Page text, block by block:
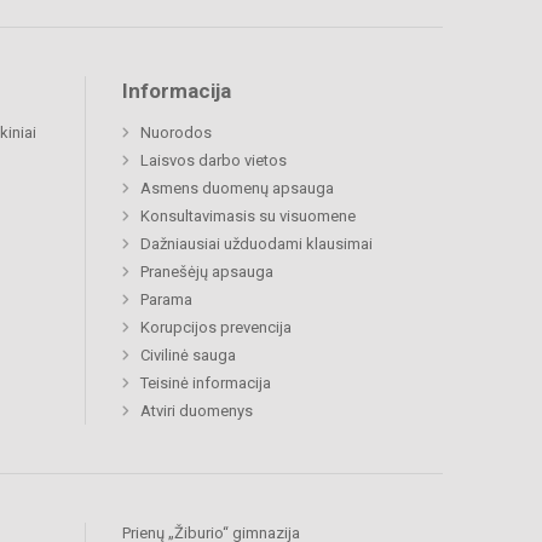
Informacija
Nuorodos
Laisvos darbo vietos
Asmens duomenų apsauga
Konsultavimasis su visuomene
Dažniausiai užduodami klausimai
Pranešėjų apsauga
Parama
Korupcijos prevencija
Civilinė sauga
Teisinė informacija
Atviri duomenys
Prienų „Žiburio“ gimnazija